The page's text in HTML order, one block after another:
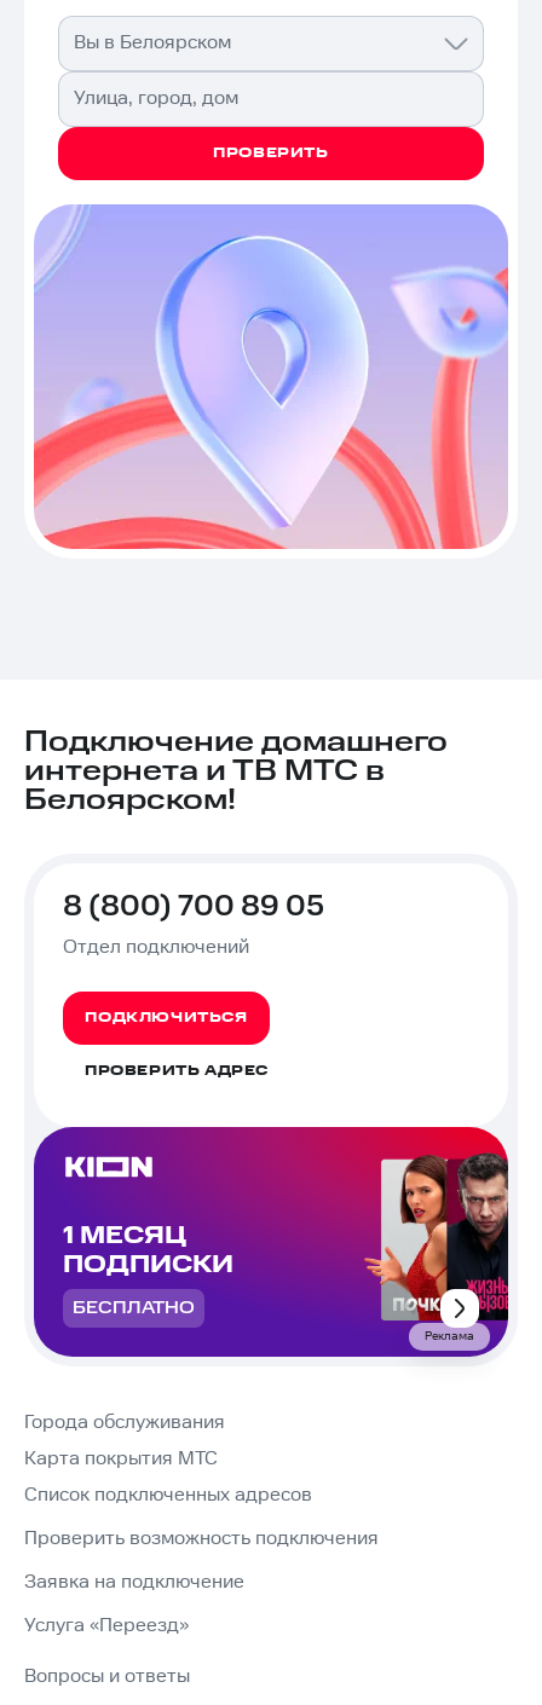
Вы в Белоярском
Улица, город, дом
ПРОВЕРИТЬ
Подключение домашнего
интернета и ТВ МТС в
Белоярском!
8 (800) 700 89 05
Отдел подключений
ПОДКЛЮЧИТЬСЯ
ПРОВЕРИТЬ АДРЕС
1 МЕСЯЦ
ПОДПИСКИ
БЕСПЛАТНО
Реклама
Города обслуживания
Карта покрытия МТС
Список подключенных адресов
Проверить возможность подключения
Заявка на подключение
Услуга «Переезд»
Вопросы и ответы